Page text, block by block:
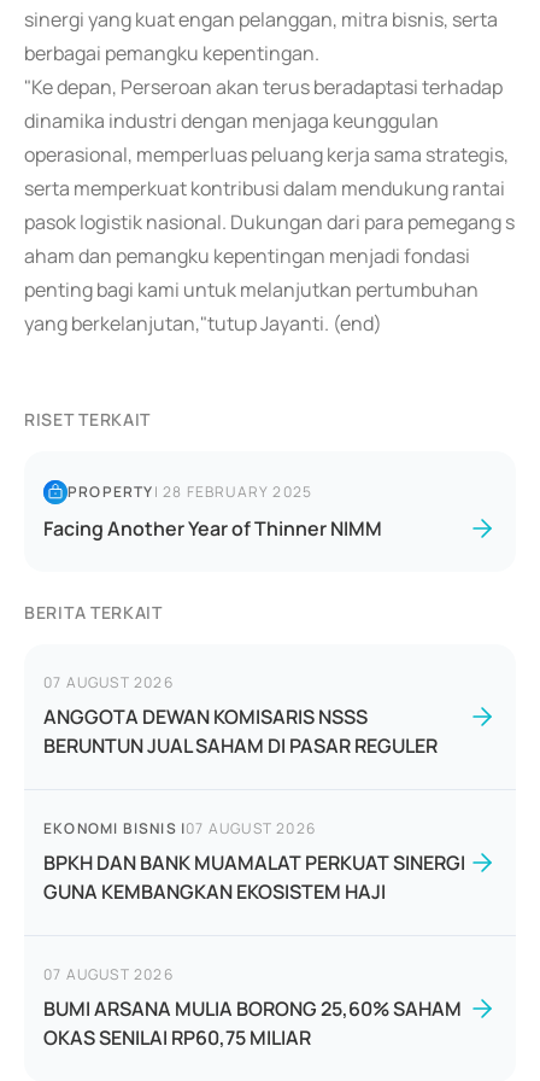
sinergi yang kuat engan pelanggan, mitra bisnis, serta
berbagai pemangku kepentingan.
"Ke depan, Perseroan akan terus beradaptasi terhadap
dinamika industri dengan menjaga keunggulan
operasional, memperluas peluang kerja sama strategis,
serta memperkuat kontribusi dalam mendukung rantai
pasok logistik nasional. Dukungan dari para pemegang s
aham dan pemangku kepentingan menjadi fondasi
penting bagi kami untuk melanjutkan pertumbuhan
yang berkelanjutan,"tutup Jayanti. (end)
RISET TERKAIT
PROPERTY|28 FEBRUARY 2025
Facing Another Year of Thinner NIMM
BERITA TERKAIT
07 AUGUST 2026
ANGGOTA DEWAN KOMISARIS NSSS
BERUNTUN JUAL SAHAM DI PASAR REGULER
EKONOMI BISNIS |07 AUGUST 2026
BPKH DAN BANK MUAMALAT PERKUAT SINERGI
GUNA KEMBANGKAN EKOSISTEM HAJI
07 AUGUST 2026
BUMI ARSANA MULIA BORONG 25,60% SAHAM
OKAS SENILAI RP60,75 MILIAR